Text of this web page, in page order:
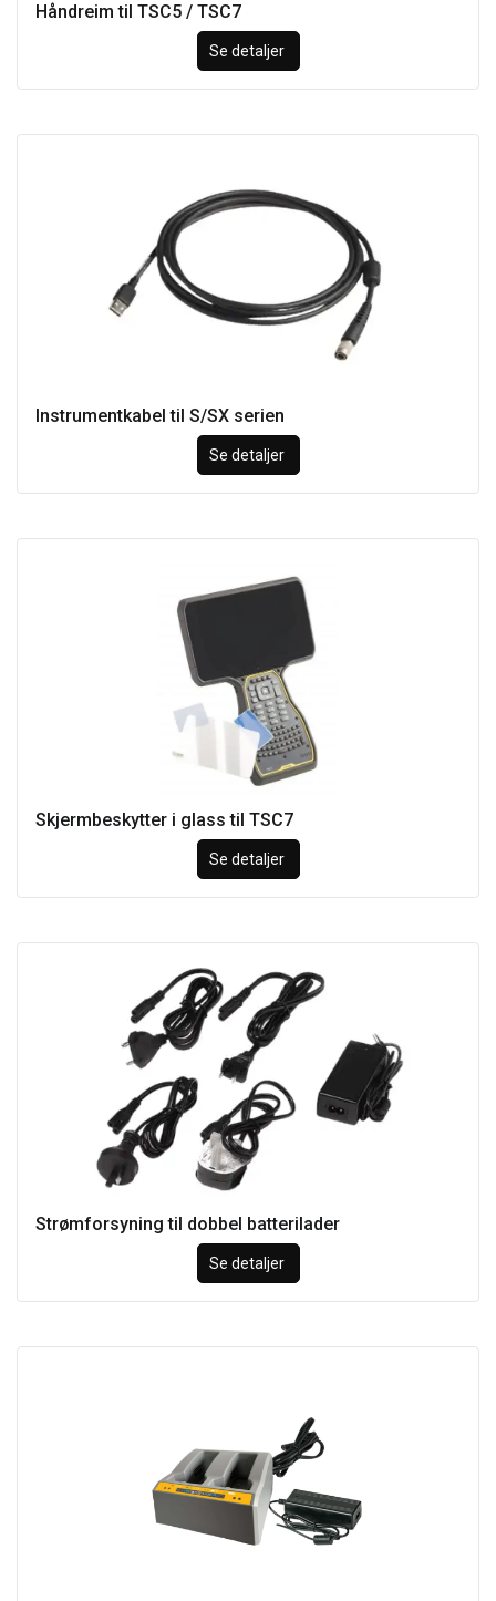
Håndreim til TSC5 / TSC7
Se detaljer
Instrumentkabel til S/SX serien
Se detaljer
Skjermbeskytter i glass til TSC7
Se detaljer
Strømforsyning til dobbel batterilader
Se detaljer